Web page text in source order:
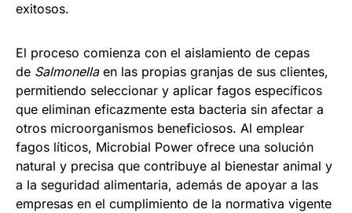
exitosos.
El proceso comienza con el aislamiento de cepas
de Salmonellaen las propias granjas de sus clientes,
permitiendo seleccionar y aplicar fagos específicos
que eliminan eficazmente esta bacteria sin afectar a
otros microorganismos beneficiosos. Al emplear
fagos líticos, Microbial Power ofrece una solución
natural y precisa que contribuye al bienestar animal y
a la seguridad alimentaria, además de apoyar a las
empresas en el cumplimiento de la normativa vigente